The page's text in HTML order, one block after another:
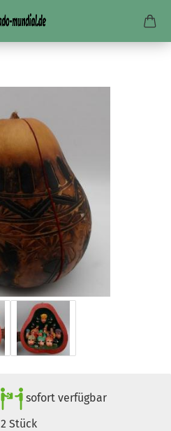
sofort verfügbar
2Stück